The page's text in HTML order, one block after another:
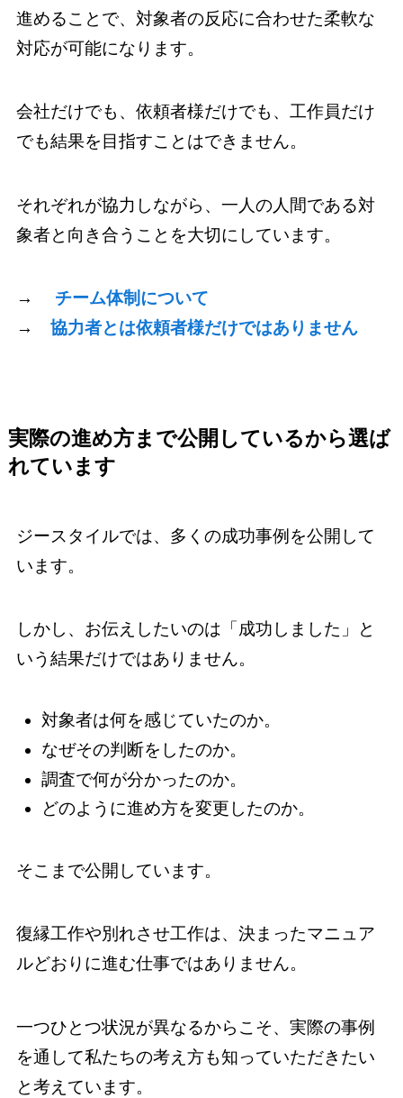
進めることで、対象者の反応に合わせた柔軟な
対応が可能になります。
会社だけでも、依頼者様だけでも、工作員だけ
でも結果を目指すことはできません。
それぞれが協力しながら、一人の人間である対
象者と向き合うことを大切にしています。
→
チーム体制について
→ 協力者とは依頼者様だけではありません
実際の進め方まで公開しているから選ば
れています
ジースタイルでは、多くの成功事例を公開して
います。
しかし、お伝えしたいのは「成功しました」と
いう結果だけではありません。
対象者は何を感じていたのか。
なぜその判断をしたのか。
調査で何が分かったのか。
どのように進め方を変更したのか。
そこまで公開しています。
復縁工作や別れさせ工作は、決まったマニュア
ルどおりに進む仕事ではありません。
一つひとつ状況が異なるからこそ、実際の事例
を通して私たちの考え方も知っていただきたい
と考えています。